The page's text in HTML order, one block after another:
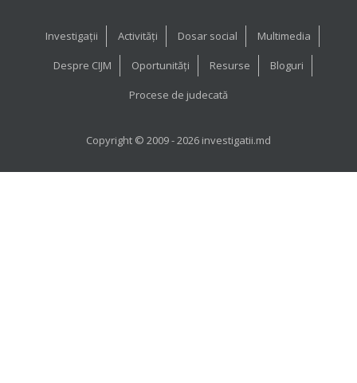
Investigații Activități Dosar social Multimedia
Despre CIJM Oportunități Resurse Bloguri
Procese de judecată
Copyright © 2009 - 2026 investigatii.md